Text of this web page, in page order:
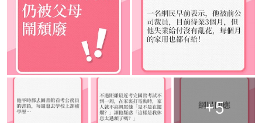
+5